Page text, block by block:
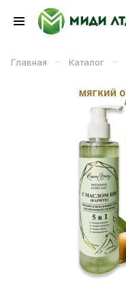
Главная – Каталог –